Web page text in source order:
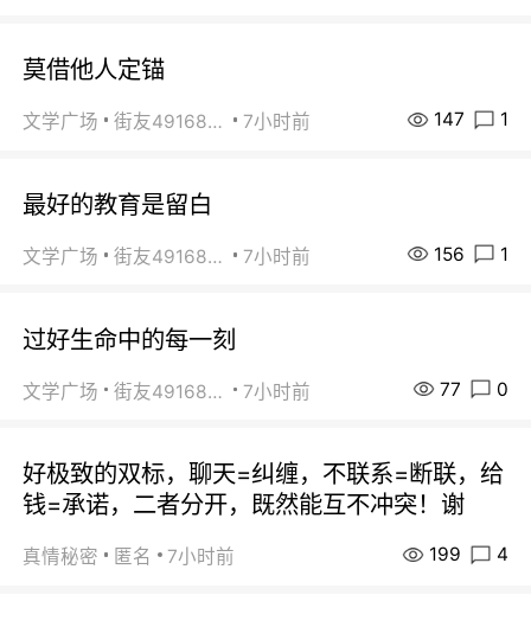
莫借他人定锚
文学广场 街友49168527 7小时前 147 1
最好的教育是留白
文学广场 街友49168527 7小时前 156 1
过好生命中的每一刻
文学广场 街友49168527 7小时前 77 0
好极致的双标，聊天=纠缠，不联系=断联，给
钱=承诺，二者分开，既然能互不冲突！谢
真情秘密 匿名 7小时前 199 4